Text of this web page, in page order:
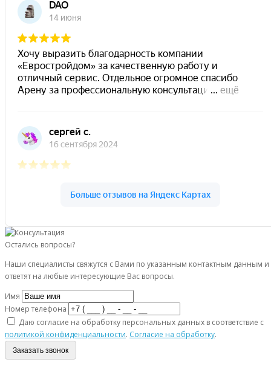
Остались вопросы?
Наши специалисты свяжутся с Вами по указанным контактным данным и
ответят на любые интересующие Вас вопросы.
Имя
Номер телефона
Даю согласие на обработку персональных данных в соответствие с
политикой конфиденциальности. Согласие на обработку.
Заказать звонок